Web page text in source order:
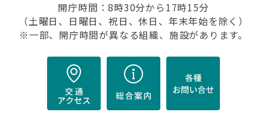
開庁時間：8時30分から17時15分
（土曜日、日曜日、祝日、休日、年末年始を除く）
※一部、開庁時間が異なる組織、施設があります。